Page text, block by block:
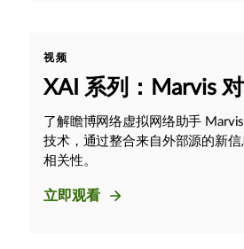
视频
XAI 系列：Marvis
了解瞻博网络虚拟网络助手
技术，通过整合来自外部源的新
相关性。
立即观看